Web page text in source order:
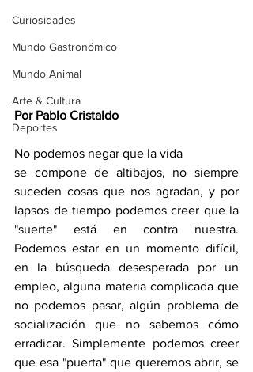
Curiosidades
Mundo Gastronómico
Mundo Animal
Arte & Cultura
Deportes
Por Pablo Cristaldo
No podemos negar que la vida
se compone de altibajos, no siempre
suceden cosas que nos agradan, y por
lapsos de tiempo podemos creer que la
"suerte" está en contra nuestra.
Podemos estar en un momento difícil,
en la búsqueda desesperada por un
empleo, alguna materia complicada que
no podemos pasar, algún problema de
socialización que no sabemos cómo
erradicar. Simplemente podemos creer
que esa "puerta" que queremos abrir, se